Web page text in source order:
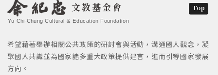
文教基金會
Yu Chi-Chung Cultural & Education Foundation
希望藉著舉辦相關公共政策的研討會與活動，溝通國人觀念，凝
聚國人共識並為國家諸多重大政策提供建言，進而引導國家發展
方向。
Top